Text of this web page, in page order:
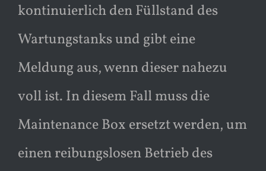
kontinuierlich den Füllstand des
Wartungstanks und gibt eine
Meldung aus, wenn dieser nahezu
voll ist. In diesem Fall muss die
Maintenance Box ersetzt werden, um
einen reibungslosen Betrieb des